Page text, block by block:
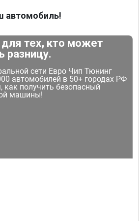
автомобиль!
тех, кто может
разницу.
сети Евро Чип Тюнинг
автомобилей в 50+ городах РФ
получить безопасный
машины!